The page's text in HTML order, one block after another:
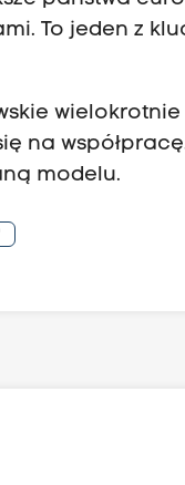
To jeden z
na
modelu.